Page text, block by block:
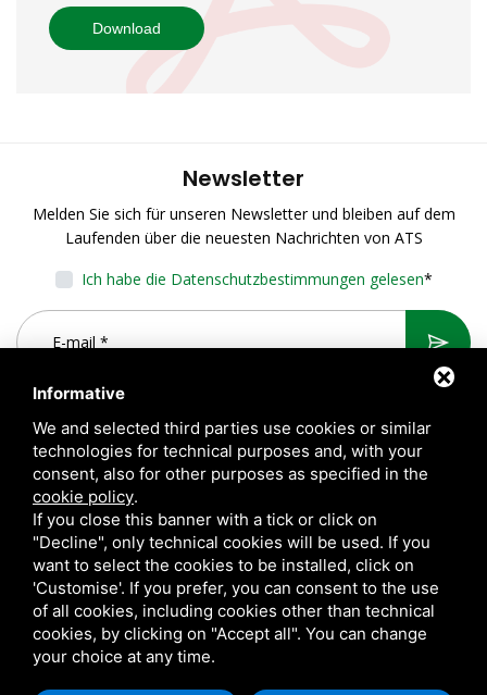
Download
Newsletter
Melden Sie sich für unseren Newsletter und bleiben auf dem
Laufenden über die neuesten Nachrichten von ATS
Ich habe die Datenschutzbestimmungen gelesen*
A.T.S. S.r.l. Via del Mangano, 4/A 40023 Castel Guelfo di Bologna
(BO) Italy | P.Iva 00824841209 |Privacy|Rechtliche Hinweise
Sitemap
Informative
We and selected third parties use cookies or similar
technologies for technical purposes and, with your
consent, also for other purposes as specified in the
cookie policy.
If you close this banner with a tick or click on
"Decline", only technical cookies will be used. If you
want to select the cookies to be installed, click on
'Customise'. If you prefer, you can consent to the use
of all cookies, including cookies other than technical
cookies, by clicking on "Accept all". You can change
your choice at any time.